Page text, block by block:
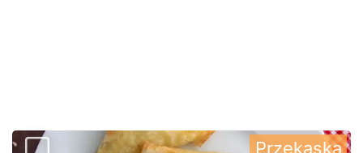
Przekąska